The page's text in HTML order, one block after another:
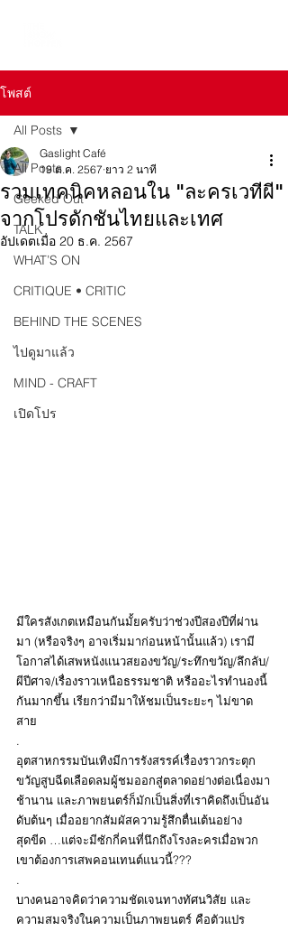
โพสต์
All Posts
Geeked Out
TALK
WHAT’S ON
CRITIQUE • CRITIC
BEHIND THE SCENES
ไปดูมาแล้ว
MIND - CRAFT
เปิดโปร
All Posts
รวมเทคนิคหลอนใน "ละครเวทีผี"
จากโปรดักชันไทยและเทศ
Gaslight Café
19 ต.ค. 2567 ยาว 2 นาที
อัปเดตเมื่อ 20 ธ.ค. 2567
มีใครสังเกตเหมือนกันมั้ยครับว่าช่วงปีสองปีที่ผ่าน
มา (หรือจริงๆ อาจเริ่มมาก่อนหน้านั้นแล้ว) เรามี
โอกาสได้เสพหนังแนวสยองขวัญ/ระทึกขวัญ/ลึกลับ/
ผีปีศาจ/เรื่องราวเหนือธรรมชาติ หรืออะไรทำนองนี้
กันมากขึ้น เรียกว่ามีมาให้ชมเป็นระยะๆ ไม่ขาด
สาย
.
อุตสาหกรรมบันเทิงมีการรังสรรค์เรื่องราวกระตุก
ขวัญสูบฉีดเลือดลมผู้ชมออกสู่ตลาดอย่างต่อเนื่องมา
ช้านาน และภาพยนตร์ก็มักเป็นสิ่งที่เราคิดถึงเป็นอัน
ดับต้นๆ เมื่ออยากสัมผัสความรู้สึกตื่นเต้นอย่าง
สุดขีด
…แต่จะมีซักกี่คนที่นึกถึงโรงละครเมื่อพวก
เขาต้องการเสพคอนเทนต์แนวนี้???
.
บางคนอาจคิดว่าความชัดเจนทางทัศนวิสัย และ
ความสมจริงในความเป็นภาพยนตร์ คือตัวแปร